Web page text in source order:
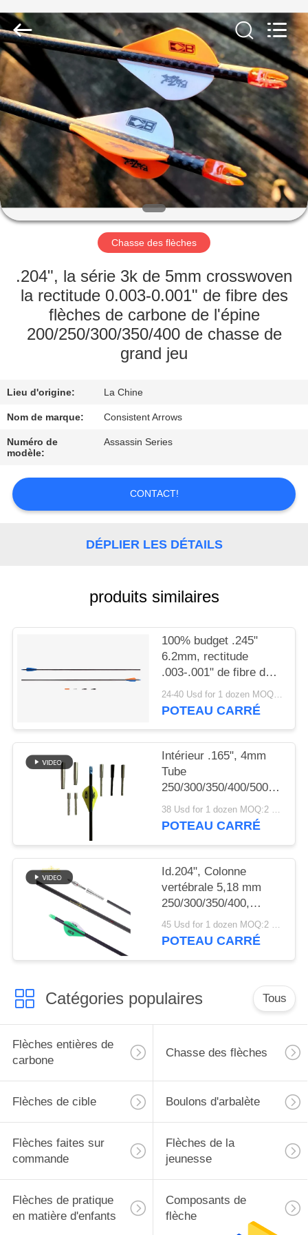
MAISON
DES
PRODUITS
AU
SUJET
DE
VISITE
D'USINE
QUALITÉ
CONTACTEZ-
DEMANDEZ
DU
POLITIQUE
CONFIDENTIALITÉ
2026
Consistent
Arrows.
All
Rights
Reserved.
Chasse des flèches
.204", la série 3k de 5mm crosswoven
la rectitude 0.003-0.001" de fibre des
flèches de carbone de l'épine
200/250/300/350/400 de chasse de
grand jeu
Lieu d'origine: La Chine
Nom de marque: Consistent Arrows
Numéro de
modèle:
Assassin Series
CONTACT!
DÉPLIER LES DÉTAILS
produits similaires
100% budget .245"
6.2mm, rectitude
.003-.001" de fibre de
carbone
palettes/plumes de
250/300/340/400/500
24-40 Usd for 1 dozen MOQ:2 douzaines
POTEAU CARRÉ
Intérieur .165", 4mm
Tube
250/300/350/400/500/600/
.003"-.001" Flèches de
chasse légères de petit
38 Usd for 1 dozen MOQ:2 douzaines
POTEAU CARRÉ
Id.204", Colonne
vertébrale 5,18 mm
250/300/350/400,
Rectitude .001-.003",
32" Flèches légères 5
45 Usd for 1 dozen MOQ:2 douzaines
POTEAU CARRÉ
Catégories populaires Tous
Flèches entières de
carbone
Chasse des flèches
Flèches de cible Boulons d'arbalète
Flèches faites sur
commande
Flèches de la
jeunesse
Flèches de pratique
en matière d'enfants
Composants de
flèche